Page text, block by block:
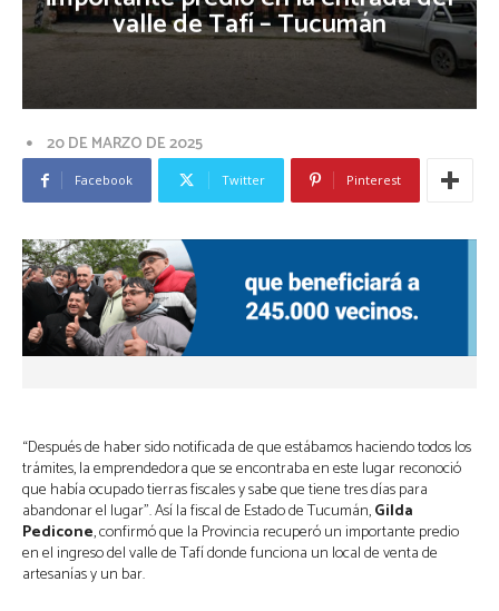
valle de Tafí – Tucumán
20 DE MARZO DE 2025
Facebook Twitter Pinterest
“Después de haber sido notificada de que estábamos haciendo todos los
trámites, la emprendedora que se encontraba en este lugar reconoció
que había ocupado tierras fiscales y sabe que tiene tres días para
abandonar el lugar”. Así la fiscal de Estado de Tucumán,Gilda
Pedicone, confirmó que la Provincia recuperó un importante predio
en el ingreso del valle de Tafí donde funciona un local de venta de
artesanías y un bar.